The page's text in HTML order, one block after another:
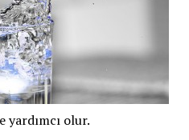
yardımcı olur.